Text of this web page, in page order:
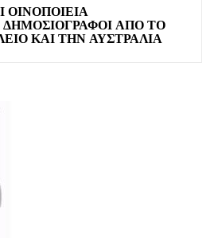
ΑΠΌ ΤΟ
ΚΑΙ ΤΗΝ ΑΥΣΤΡΑΛΊΑ